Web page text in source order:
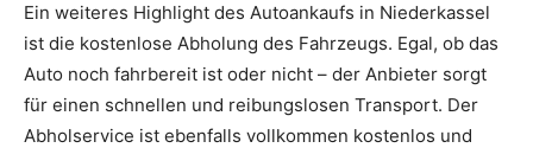
Ein weiteres Highlight des Autoankaufs in Niederkassel
ist die kostenlose Abholung des Fahrzeugs. Egal, ob das
Auto noch fahrbereit ist oder nicht – der Anbieter sorgt
für einen schnellen und reibungslosen Transport. Der
Abholservice ist ebenfalls vollkommen kostenlos und